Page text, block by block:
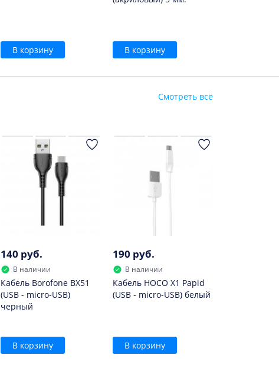
В корзину В корзину
Смотреть всё
140 руб.
В наличии
Кабель Borofone BX51
(USB - micro-USB)
черный
В корзину
190 руб.
В наличии
Кабель HOCO X1 Papid
(USB - micro-USB) белый
В корзину